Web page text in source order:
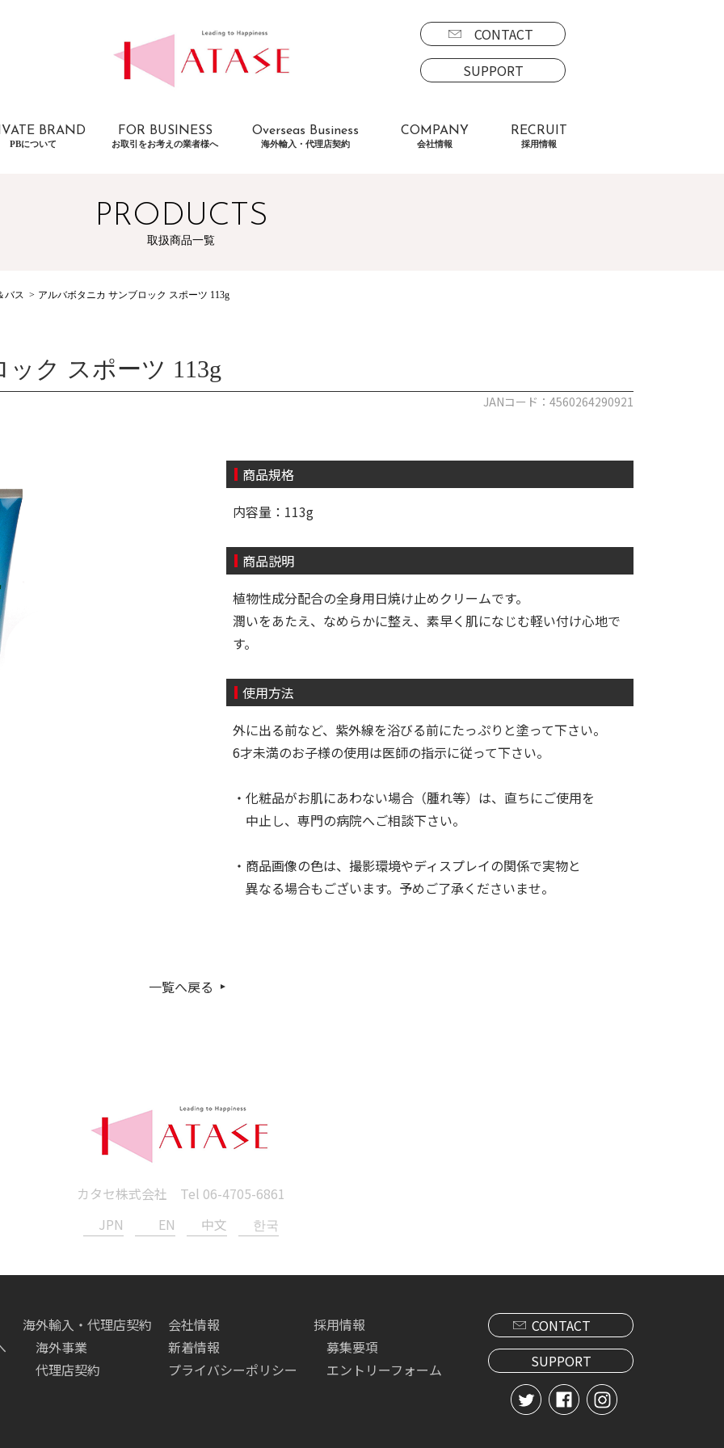
CONTACT
SUPPORT
BRAND
PBについて
FOR BUSINESS
お取引をお考えの業者様へ
Overseas Business
海外輸入・代理店契約
COMPANY
会社情報
RECRUIT
採用情報
PRODUCTS
取扱商品一覧
バス アルバボタニカ サンブロック スポーツ 113g
ク スポーツ 113g
JANコード：4560264290921
商品規格
内容量：113g
商品説明
植物性成分配合の全身用日焼け止めクリームです。
潤いをあたえ、なめらかに整え、素早く肌になじむ軽い付け心地で
す。
使用方法
外に出る前など、紫外線を浴びる前にたっぷりと塗って下さい。
6才未満のお子様の使用は医師の指示に従って下さい。
・化粧品がお肌にあわない場合（腫れ等）は、直ちにご使用を
中止し、専門の病院へご相談下さい。
・商品画像の色は、撮影環境やディスプレイの関係で実物と
異なる場合もございます。予めご了承くださいませ。
一覧へ戻る
カタセ株式会社 Tel 06-4705-6861
JPN
EN 中文 한국
海外輸入・代理店契約
海外事業
代理店契約
会社情報
新着情報
プライバシーポリシー
採用情報
募集要項
エントリーフォーム
CONTACT
SUPPORT